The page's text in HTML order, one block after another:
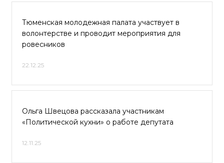
Тюменская молодежная палата участвует в
волонтерстве и проводит мероприятия для
ровесников
22.12.25
Ольга Швецова рассказала участникам
«Политической кухни» о работе депутата
12.11.25